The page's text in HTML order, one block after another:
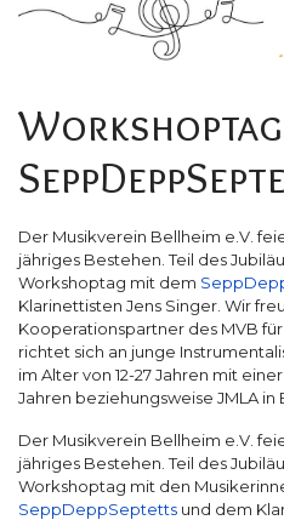
Workshoptag
Der Musikverein Bellheim e.V.
jähriges Bestehen. Teil des
Workshoptag mit dem
Klarinettisten Jens Singer. Wir
Kooperationspartner des MVB
richtet sich an junge
im Alter von 12-27 Jahren mit
Jahren beziehungsweise JMLA in
Der Musikverein Bellheim e.V.
jähriges Bestehen. Teil des
Workshoptag mit den
SeppDeppSeptetts und dem